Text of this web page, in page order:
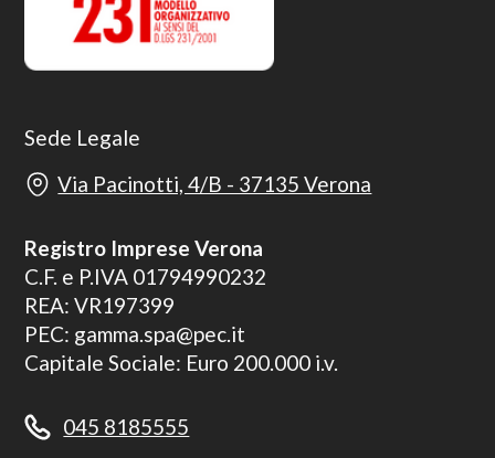
Sede Legale
Via Pacinotti, 4/B - 37135 Verona
Registro Imprese Verona
C.F. e P.IVA 01794990232
REA: VR197399
PEC: gamma.spa@pec.it
Capitale Sociale: Euro 200.000 i.v.
045 8185555